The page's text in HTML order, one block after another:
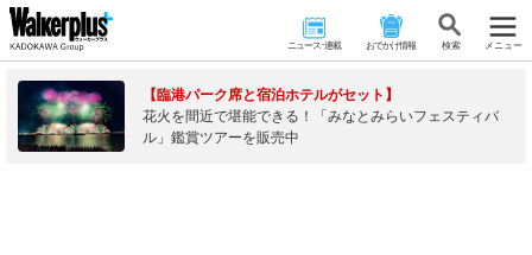
ニュース･連載 おでかけ情報 検 索 メニュー
【臨港パーク席と宿泊ホテルがセット】
花火を間近で堪能できる！「みなとみらいフェスティバ
ル」鑑賞ツアーを販売中